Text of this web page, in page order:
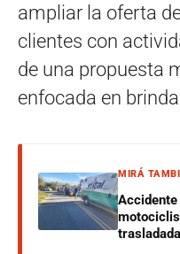
ampliar la oferta
clientes con
de una propuesta
enfocada en
MIRÁ
Accidente